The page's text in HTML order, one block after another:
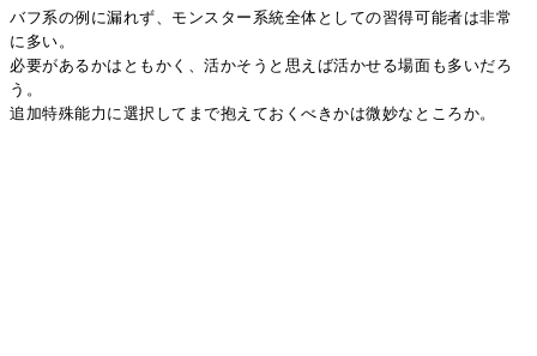
バフ系の例に漏れず、モンスター系統全体としての習得可能者は非常
に多い。
必要があるかはともかく、活かそうと思えば活かせる場面も多いだろ
う。
追加特殊能力に選択してまで抱えておくべきかは微妙なところか。